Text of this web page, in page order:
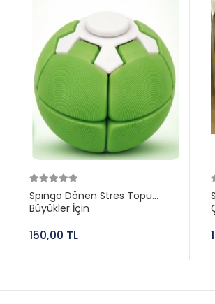
Spıngo Dönen Stres Topu
Büyükler İçin
150,00 TL